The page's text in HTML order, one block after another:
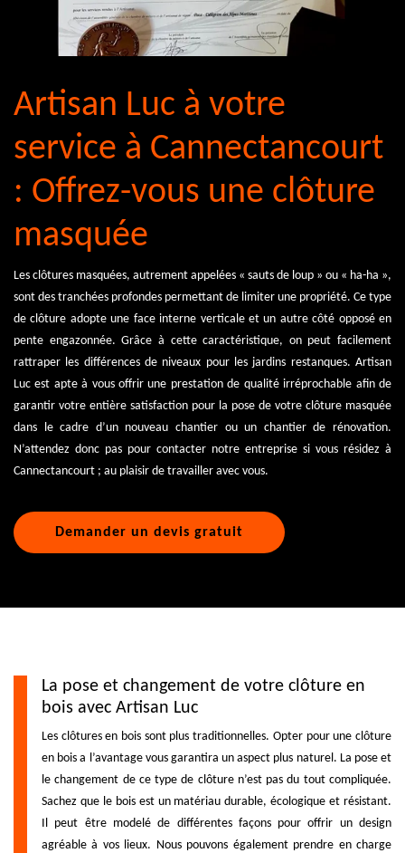
Artisan Luc à votre
service à Cannectancourt
: Offrez-vous une clôture
masquée
Les clôtures masquées, autrement appelées « sauts de loup » ou « ha-ha »,
sont des tranchées profondes permettant de limiter une propriété. Ce type
de clôture adopte une face interne verticale et un autre côté opposé en
pente engazonnée. Grâce à cette caractéristique, on peut facilement
rattraper les différences de niveaux pour les jardins restanques. Artisan
Luc est apte à vous offrir une prestation de qualité irréprochable afin de
garantir votre entière satisfaction pour la pose de votre clôture masquée
dans le cadre d’un nouveau chantier ou un chantier de rénovation.
N’attendez donc pas pour contacter notre entreprise si vous résidez à
Cannectancourt ; au plaisir de travailler avec vous.
Demander un devis gratuit
La pose et changement de votre clôture en
bois avec Artisan Luc
Les clôtures en bois sont plus traditionnelles. Opter pour une clôture
en bois a l’avantage vous garantira un aspect plus naturel. La pose et
le changement de ce type de clôture n’est pas du tout compliquée.
Sachez que le bois est un matériau durable, écologique et résistant.
Il peut être modelé de différentes façons pour offrir un design
agréable à vos lieux. Nous pouvons également prendre en charge